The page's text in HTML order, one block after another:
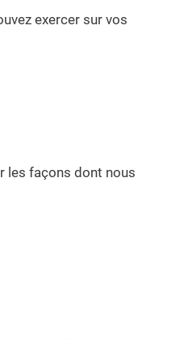
exercer sur vos
les façons dont nous